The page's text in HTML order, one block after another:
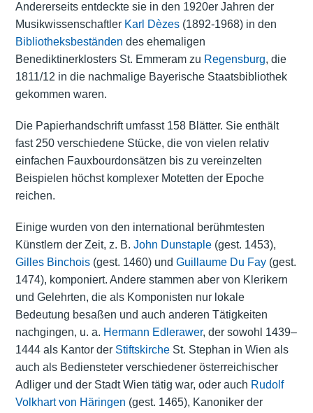
Andererseits entdeckte sie in den 1920er Jahren der
Musikwissenschaftler Karl Dèzes(1892-1968) in den
Bibliotheksbeständen des ehemaligen
Benediktinerklosters St. Emmeram zu Regensburg, die
1811/12 in die nachmalige Bayerische Staatsbibliothek
gekommen waren.
Die Papierhandschrift umfasst 158 Blätter. Sie enthält
fast 250 verschiedene Stücke, die von vielen relativ
einfachen Fauxbourdonsätzen bis zu vereinzelten
Beispielen höchst komplexer Motetten der Epoche
reichen.
Einige wurden von den international berühmtesten
Künstlern der Zeit, z. B. John Dunstaple(gest. 1453),
Gilles Binchois(gest. 1460) und Guillaume Du Fay(gest.
1474), komponiert. Andere stammen aber von Klerikern
und Gelehrten, die als Komponisten nur lokale
Bedeutung besaßen und auch anderen Tätigkeiten
nachgingen, u. a. Hermann Edlerawer, der sowohl 1439–
1444 als Kantor der StiftskircheSt. Stephan in Wien als
auch als Bediensteter verschiedener österreichischer
Adliger und der Stadt Wien tätig war, oder auch Rudolf
Volkhart von Häringen (gest. 1465), Kanoniker der